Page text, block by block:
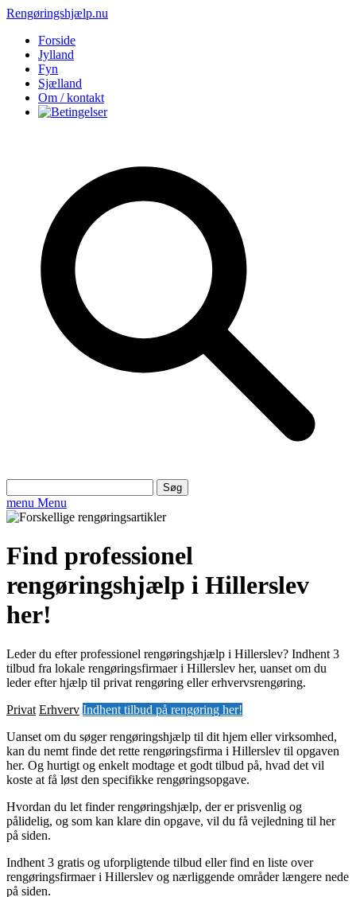
Rengøringshjælp.nu
Forside
Jylland
Fyn
Sjælland
Om / kontakt
efter:
menu Menu
Find professionel
rengøringshjælp i Hillerslev
her!
Leder du efter professionel rengøringshjælp i Hillerslev? Indhent 3
tilbud fra lokale rengøringsfirmaer i Hillerslev her, uanset om du
leder efter hjælp til privat rengøring eller erhvervsrengøring.
Privat Erhverv Indhent tilbud på rengøring her!
Uanset om du søger rengøringshjælp til dit hjem eller virksomhed,
kan du nemt finde det rette rengøringsfirma i Hillerslev til opgaven
her. Og hurtigt og enkelt modtage et godt tilbud på, hvad det vil
koste at få løst den specifikke rengøringsopgave.
Hvordan du let finder rengøringshjælp, der er prisvenlig og
pålidelig, og som kan klare din opgave, vil du få vejledning til her
på siden.
Indhent 3 gratis og uforpligtende tilbud eller find en liste over
rengøringsfirmaer i Hillerslev og nærliggende områder længere nede
på siden.